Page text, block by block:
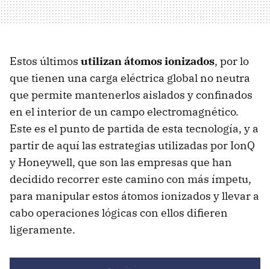
Estos últimos utilizan átomos ionizados, por lo
que tienen una carga eléctrica global no neutra
que permite mantenerlos aislados y confinados
en el interior de un campo electromagnético.
Este es el punto de partida de esta tecnología, y a
partir de aquí las estrategias utilizadas por IonQ
y Honeywell, que son las empresas que han
decidido recorrer este camino con más ímpetu,
para manipular estos átomos ionizados y llevar a
cabo operaciones lógicas con ellos difieren
ligeramente.